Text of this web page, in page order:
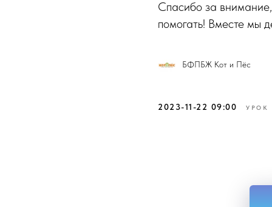
Спасибо за
помогать! Вместе мы
БФПБЖ Кот и Пёс
2023-11-22 09:00 УРОК